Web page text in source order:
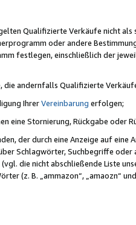
Qualifizierte Verkäufe nicht
oder andere
festlegen, einschließlich der
andernfalls Qualifizierte
IhrerVereinbarung erfolgen;
eine Stornierung, Rückgabe oder
der durch eine Anzeige auf
Schlagwörter, Suchbegriffe
die nicht abschließende Liste
(z. B. „ammazon“, „amaozn“